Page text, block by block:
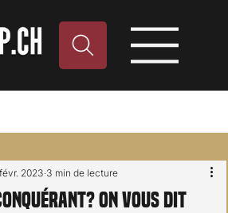
On vous dit
2023 3 min de lecture